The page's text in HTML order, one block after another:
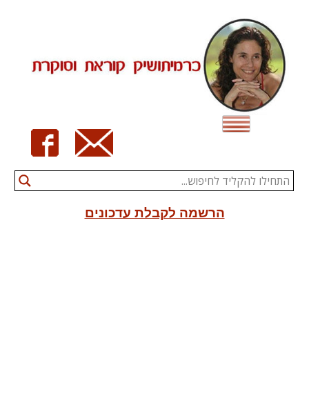
content
הרשמה לקבלת עדכונים